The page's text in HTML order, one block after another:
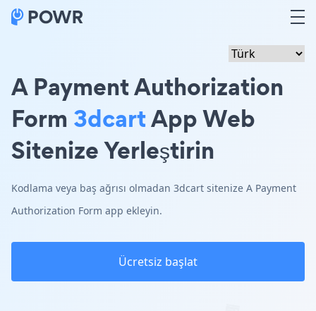
A Payment Authorization
Form 3dcartApp Web
Sitenize Yerleştirin
Kodlama veya baş ağrısı olmadan 3dcart sitenize A Payment
Authorization Form app ekleyin.
Ücretsiz başlat